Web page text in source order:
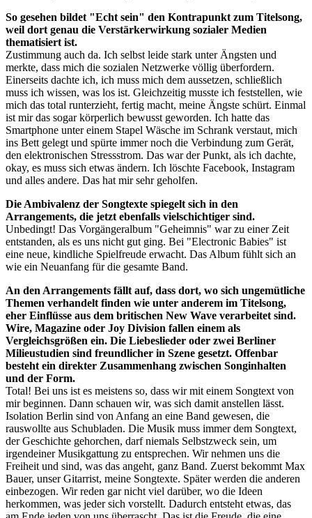
So gesehen bildet "Echt sein" den Kontrapunkt zum Titelsong,
weil dort genau die Verstärkerwirkung sozialer Medien
thematisiert ist.
Zustimmung auch da. Ich selbst leide stark unter Ängsten und
merkte, dass mich die sozialen Netzwerke völlig überfordern.
Einerseits dachte ich, ich muss mich dem aussetzen, schließlich
muss ich wissen, was los ist. Gleichzeitig musste ich feststellen, wie
mich das total runterzieht, fertig macht, meine Ängste schürt. Einmal
ist mir das sogar körperlich bewusst geworden. Ich hatte das
Smartphone unter einem Stapel Wäsche im Schrank verstaut, mich
ins Bett gelegt und spürte immer noch die Verbindung zum Gerät,
den elektronischen Stressstrom. Das war der Punkt, als ich dachte,
okay, es muss sich etwas ändern. Ich löschte Facebook, Instagram
und alles andere. Das hat mir sehr geholfen.
Die Ambivalenz der Songtexte spiegelt sich in den
Arrangements, die jetzt ebenfalls vielschichtiger sind.
Unbedingt! Das Vorgängeralbum "Geheimnis" war zu einer Zeit
entstanden, als es uns nicht gut ging. Bei "Electronic Babies" ist
eine neue, kindliche Spielfreude erwacht. Das Album fühlt sich an
wie ein Neuanfang für die gesamte Band.
An den Arrangements fällt auf, dass dort, wo sich ungemütliche
Themen verhandelt finden wie unter anderem im Titelsong,
eher Einflüsse aus dem britischen New Wave verarbeitet sind.
Wire, Magazine oder Joy Division fallen einem als
Vergleichsgrößen ein. Die Liebeslieder oder zwei Berliner
Milieustudien sind freundlicher in Szene gesetzt. Offenbar
besteht ein direkter Zusammenhang zwischen Songinhalten
und der Form.
Total! Bei uns ist es meistens so, dass wir mit einem Songtext von
mir beginnen. Dann schauen wir, was sich damit anstellen lässt.
Isolation Berlin sind von Anfang an eine Band gewesen, die
rauswollte aus Schubladen. Die Musik muss immer dem Songtext,
der Geschichte gehorchen, darf niemals Selbstzweck sein, um
irgendeiner Musikgattung zu entsprechen. Wir nehmen uns die
Freiheit und sind, was das angeht, ganz Band. Zuerst bekommt Max
Bauer, unser Gitarrist, meine Songtexte. Später werden die anderen
einbezogen. Wir reden gar nicht viel darüber, wo die Ideen
herkommen, was jeder sich vorstellt. Dadurch entsteht etwas, das